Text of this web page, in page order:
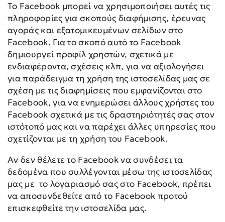
Το Facebook μπορεί να χρησιμοποιήσει αυτές τις
πληροφορίες για σκοπούς διαφήμισης, έρευνας
αγοράς και εξατομικευμένων σελίδων στο
Facebook. Για το σκοπό αυτό το Facebook
δημιουργεί προφίλ χρηστών, σχετικά με
ενδιαφέροντα, σχέσεις κλπ, για να αξιολογήσει
για παράδειγμα τη χρήση της ιστοσελίδας μας σε
σχέση με τις διαφημίσεις που εμφανίζονται στο
Facebook, για να ενημερώσει άλλους χρήστες του
Facebook σχετικά με τις δραστηριότητές σας στον
ιστότοπό μας και να παρέχει άλλες υπηρεσίες που
σχετίζονται με τη χρήση του Facebook.
Αν δεν θέλετε το Facebook να συνδέσει τα
δεδομένα που συλλέγονται μέσω της ιστοσελίδας
μας με το λογαριασμό σας στο Facebook, πρέπει
να αποσυνδεθείτε από το Facebook προτού
επισκεφθείτε την ιστοσελίδα μας.